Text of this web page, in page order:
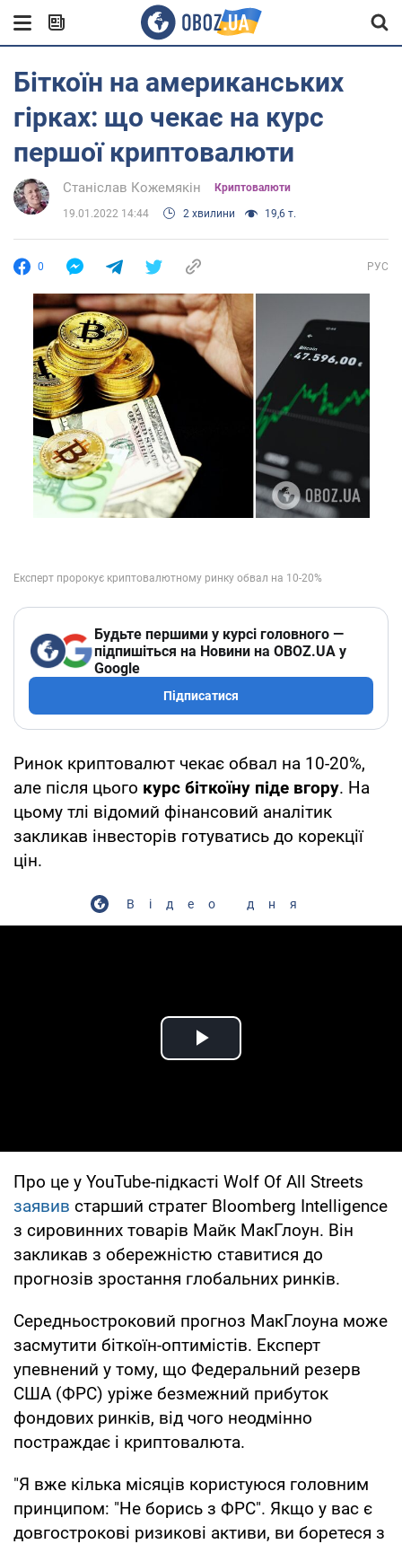
Біткоїн на американських
гірках: що чекає на курс
першої криптовалюти
Станіслав Кожемякін Криптовалюти
19.01.2022 14:44 2 хвилини 19,6 т.
0 РУС
Будьте першими у курсі головного —
підпишіться на Новини на OBOZ.UA у
Google
Підписатися
Ринок криптовалют чекає обвал на 10-20%,
але після цього курс біткоїну піде вгору. На
цьому тлі відомий фінансовий аналітик
закликав інвесторів готуватись до корекції
цін.
Відео дня
Play Video
Про це у YouTube-підкасті Wolf Of All Streets
заявив старший стратег Bloomberg Intelligence
з сировинних товарів Майк МакГлоун. Він
закликав з обережністю ставитися до
прогнозів зростання глобальних ринків.
Середньостроковий прогноз МакГлоуна може
засмутити біткоїн-оптимістів. Експерт
упевнений у тому, що Федеральний резерв
США (ФРС) уріже безмежний прибуток
фондових ринків, від чого неодмінно
постраждає і криптовалюта.
"Я вже кілька місяців користуюся головним
принципом: "Не борись з ФРС". Якщо у вас є
довгострокові ризикові активи, ви боретеся з